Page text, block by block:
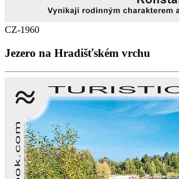
CZ-1960
Jezero na Hradišťském vrchu